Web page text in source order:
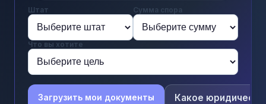
Штат Сумма спора
Что вы хотите
Загрузить мои документы Какое